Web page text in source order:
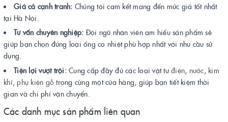
Giá cả cạnh tranh: Chúng tôi cam kết mang đến mức giá tốt nhất
tại Hà Nội.
Tư vấn chuyên nghiệp: Đội ngũ nhân viên am hiểu sản phẩm sẽ
giúp bạn chọn đúng loại ống co nhiệt phù hợp nhất với nhu cầu sử
dụng.
Tiện lợi vượt trội:Cung cấp đầy đủ các loại vật tưđiện, nước, kim
khí, phụ kiện gỗ trong cùng một cửa hàng, giúp bạn tiết kiệm thời
gian và chi phí vận chuyển.
Các danh mục sản phẩm liên quan